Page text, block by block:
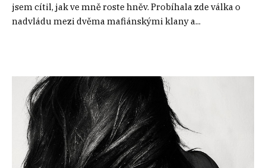
jsem cítil, jak ve mně roste hněv. Probíhala zde válka o
nadvládu mezi dvěma mafiánskými klany a...